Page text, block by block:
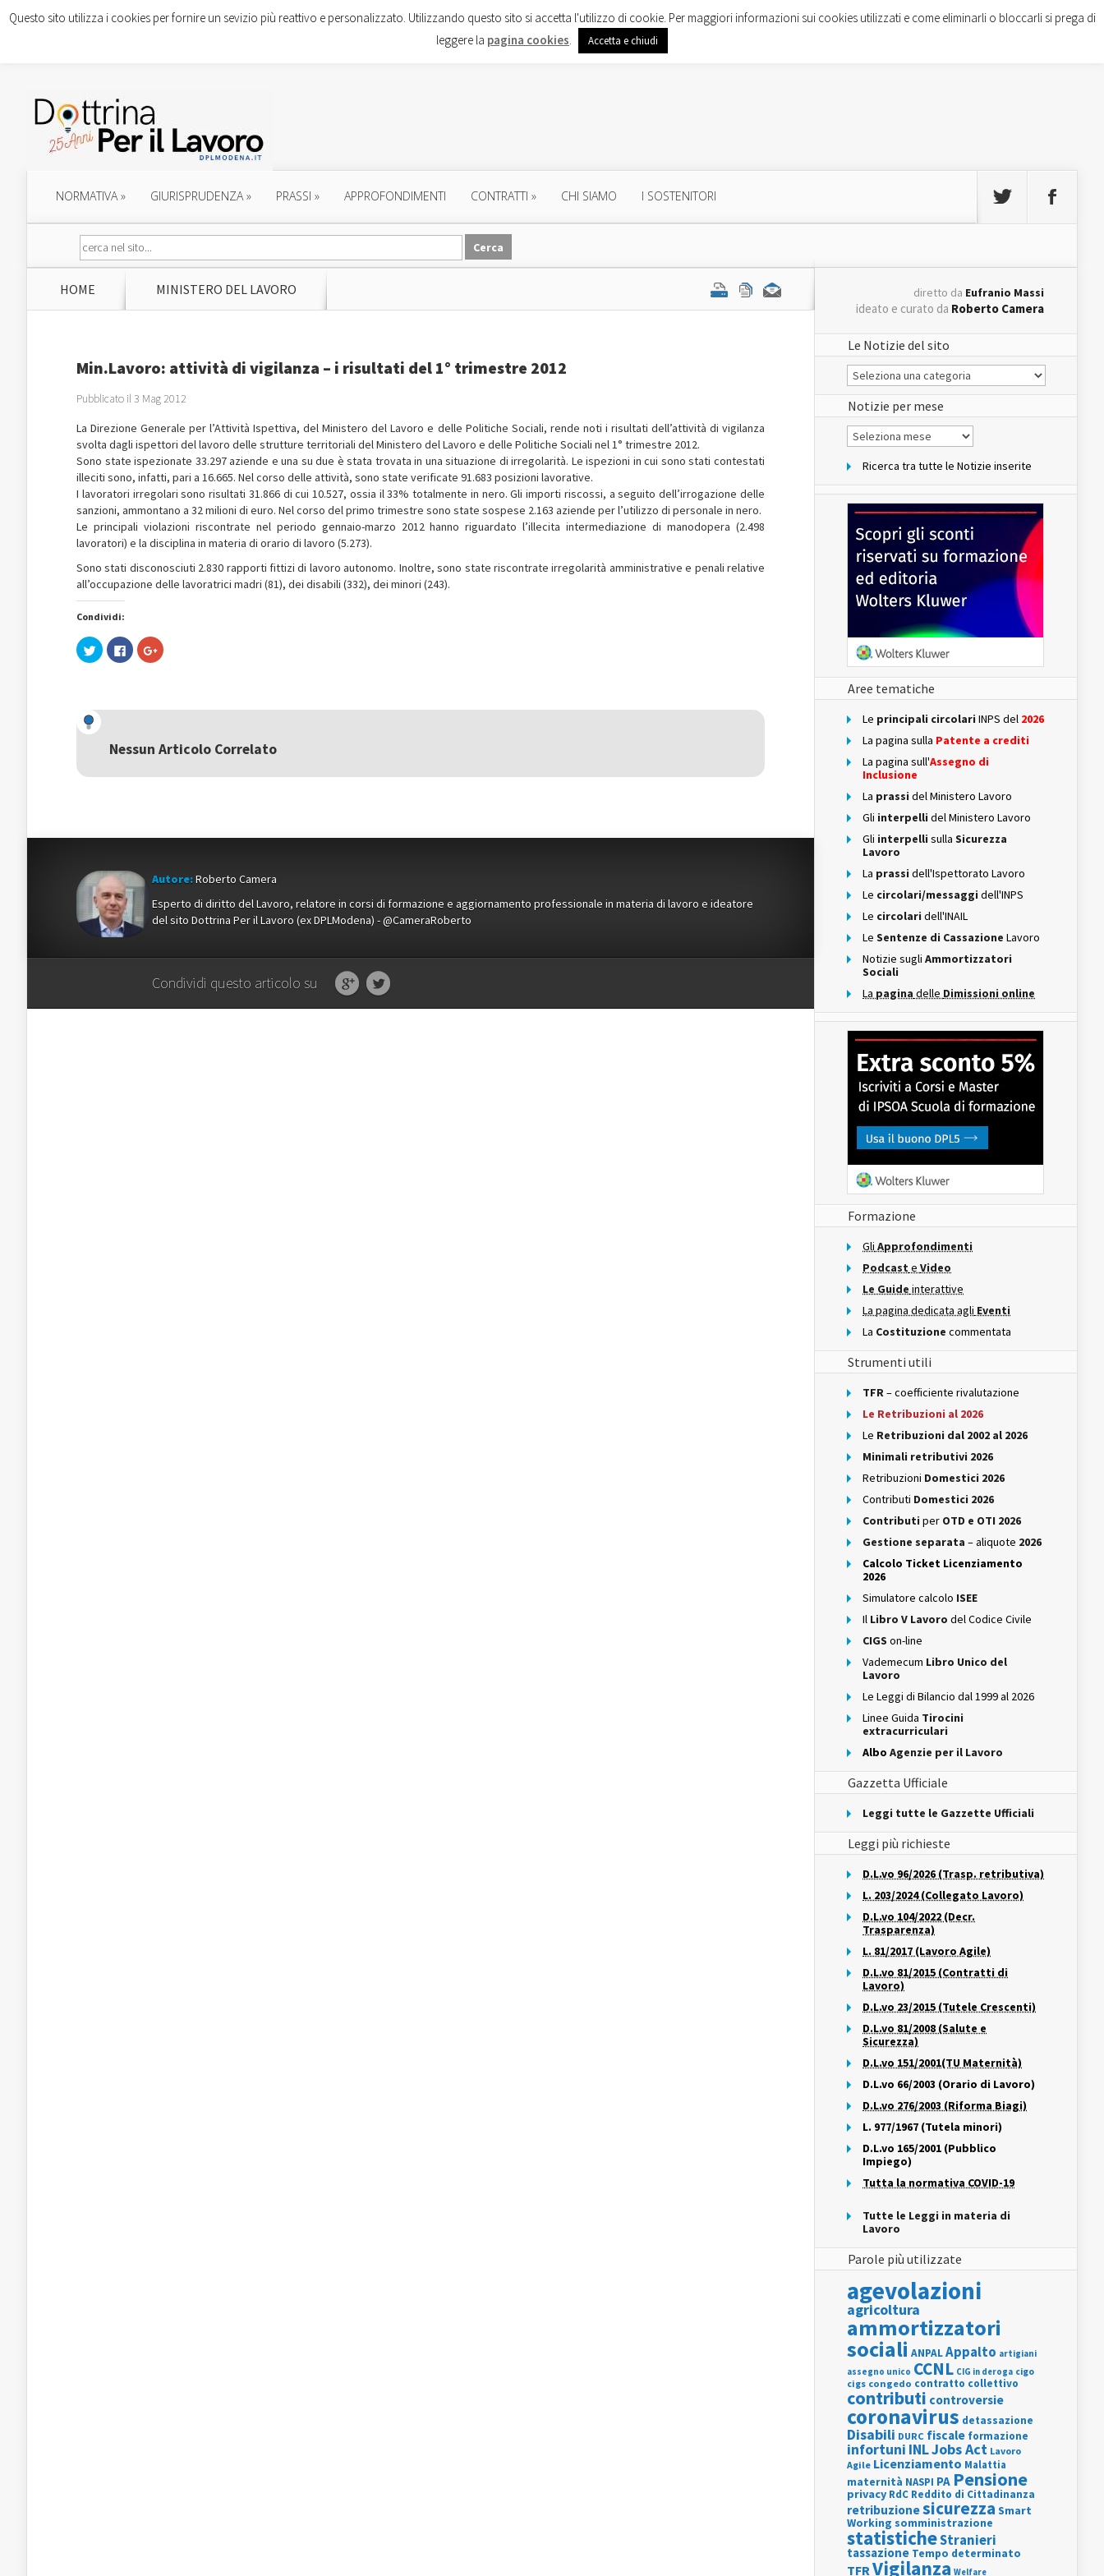
NORMATIVA» GIURISPRUDENZA» PRASSI » APPROFONDIMENTI CONTRATTI » CHI SIAMO I SOSTENITORI
HOME MINISTERO DEL LAVORO
Min.Lavoro: attività di vigilanza – i risultati del 1° trimestre 2012
Pubblicato il 3 Mag 2012
La Direzione Generale per l’Attività Ispettiva, del Ministero del Lavoro e delle Politiche Sociali, rende noti i risultati dell’attività di vigilanza
svolta dagli ispettori del lavoro delle strutture territoriali del Ministero del Lavoro e delle Politiche Sociali nel 1° trimestre 2012.
Sono state ispezionate 33.297 aziende e una su due è stata trovata in una situazione di irregolarità. Le ispezioni in cui sono stati contestati
illeciti sono, infatti, pari a 16.665. Nel corso delle attività, sono state verificate 91.683 posizioni lavorative.
I lavoratori irregolari sono risultati 31.866 di cui 10.527, ossia il 33% totalmente in nero. Gli importi riscossi, a seguito dell’irrogazione delle
sanzioni, ammontano a 32 milioni di euro. Nel corso del primo trimestre sono state sospese 2.163 aziende per l’utilizzo di personale in nero.
Le principali violazioni riscontrate nel periodo gennaio-marzo 2012 hanno riguardato l’illecita intermediazione di manodopera (2.498
lavoratori) e la disciplina in materia di orario di lavoro (5.273).
Sono stati disconosciuti 2.830 rapporti fittizi di lavoro autonomo. Inoltre, sono state riscontrate irregolarità amministrative e penali relative
all’occupazione delle lavoratrici madri (81), dei disabili (332), dei minori (243).
Condividi:
Fai
clic
(Si
apre
una
nuova
Fai
clic
nuova
finestra)
Fai
clic
una
nuova
Nessun Articolo Correlato
Autore:Roberto Camera
Esperto di diritto del Lavoro, relatore in corsi di formazione e aggiornamento professionale in materia di lavoro e ideatore
del sito Dottrina Per il Lavoro (ex DPLModena) - @CameraRoberto
Condividi questo articolo su
diretto da Eufranio Massi
ideato e curato da Roberto Camera
Le Notizie del sito
Le
Notizie
del
sito
Notizie per mese
Notizie
per
Ricerca tra tutte le Notizie inserite
Aree tematiche
Le principali circolari INPS del 2026
La pagina sulla Patente a crediti
La pagina sull'Assegno di
Inclusione
La prassi del Ministero Lavoro
Gli interpelli del Ministero Lavoro
Gli interpelli sulla Sicurezza
Lavoro
La prassi dell'Ispettorato Lavoro
Le circolari/messaggi dell'INPS
Le circolari dell'INAIL
Le Sentenze di Cassazione Lavoro
Notizie sugli Ammortizzatori
Sociali
La pagina delle Dimissioni online
Formazione
Gli Approfondimenti
Podcast e Video
Le Guide interattive
La pagina dedicata agli Eventi
La Costituzione commentata
Strumenti utili
TFR– coefficiente rivalutazione
Le Retribuzioni al 2026
Le Retribuzioni dal 2002 al 2026
Minimali retributivi 2026
Retribuzioni Domestici 2026
Contributi Domestici 2026
Contributi per OTD e OTI 2026
Gestione separata – aliquote 2026
Calcolo Ticket Licenziamento
2026
Simulatore calcolo ISEE
Il Libro V Lavoro del Codice Civile
CIGS on-line
Vademecum Libro Unico del
Lavoro
Le Leggi di Bilancio dal 1999 al 2026
Linee Guida Tirocini
extracurriculari
Albo Agenzie per il Lavoro
Gazzetta Ufficiale
Leggi tutte le Gazzette Ufficiali
Leggi più richieste
D.L.vo 96/2026 (Trasp. retributiva)
L. 203/2024 (Collegato Lavoro)
D.L.vo 104/2022 (Decr.
Trasparenza)
L. 81/2017 (Lavoro Agile)
D.L.vo 81/2015 (Contratti di
Lavoro)
D.L.vo 23/2015 (Tutele Crescenti)
D.L.vo 81/2008 (Salute e
Sicurezza)
D.L.vo 151/2001(TU Maternità)
D.L.vo 66/2003 (Orario di Lavoro)
D.L.vo 276/2003 (Riforma Biagi)
L. 977/1967 (Tutela minori)
D.L.vo 165/2001 (Pubblico
Impiego)
Tutta la normativa COVID-19
Tutte le Leggi in materia di
Lavoro
Parole più utilizzate
agevolazioni
agricoltura
ammortizzatori
sociali ANPALAppalto artigiani
assegno unico CCNL CIG in deroga cigo
cigs congedo contratto collettivo
contributi controversie
coronavirus detassazione
Disabili DURC fiscale formazione
infortuni INLJobs Act Lavoro
Agile Licenziamento Malattia
maternità NASPI PA Pensione
privacy RdC Reddito di Cittadinanza
retribuzionesicurezza Smart
Working somministrazione
statisticheStranieri
tassazione Tempo determinato
TFRVigilanza Welfare
Questo sito utilizza i cookies per fornire un sevizio più reattivo e personalizzato. Utilizzando questo sito si accetta l'utilizzo di cookie. Per maggiori informazioni sui cookies utilizzati e come eliminarli o bloccarli si prega di
leggere la pagina cookies. Accetta e chiudi